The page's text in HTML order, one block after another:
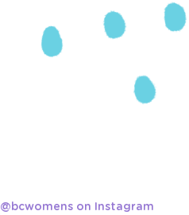
@bcwomens on Instagram